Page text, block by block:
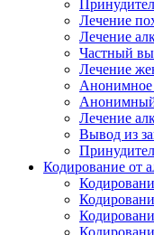
Лечение
Лечение
Частный
Лечение
Анонимное
Анонимный
Лечение
Вывод из
Кодирование от